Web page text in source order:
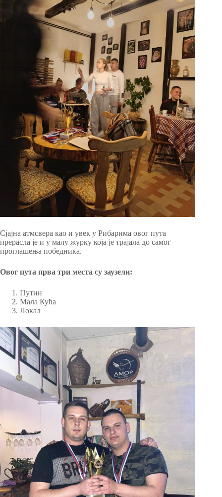
Сјајна атмсвера као и увек у Рибарима овог пута
прерасла је и у малу журку која је трајала до самог
проглашења победника.
Овог пута прва три места су заузели:
Путин
Мала Кућа
Локал